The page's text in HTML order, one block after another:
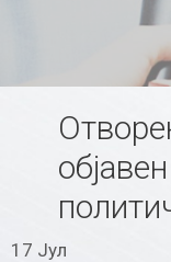
17 Јул